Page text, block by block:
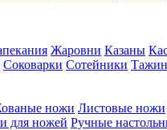
Жаровни Казаны
Соковарки Сотейники
ножи Листовые ножи
для ножей Ручные